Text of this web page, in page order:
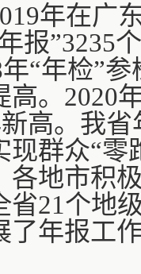
年在广东
报”3235
“年检”
高。2020
高。我
现群众“
各地市积
21个地
了年报工